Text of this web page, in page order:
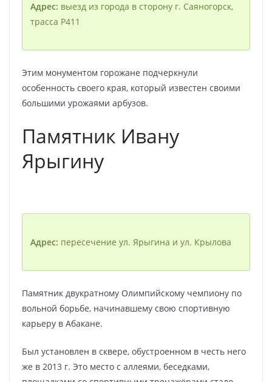
Адрес: выезд из города в сторону г. Саяногорск,
трасса Р411
Этим монументом горожане подчеркнули
особенность своего края, который известен своими
большими урожаями арбузов.
Памятник Ивану
Ярыгину
Адрес: пересечение ул. Ярыгина и ул. Крылова
Памятник двукратному Олимпийскому чемпиону по
вольной борьбе, начинавшему свою спортивную
карьеру в Абакане.
Был установлен в сквере, обустроенном в честь него
же в 2013 г. Это место с аллеями, беседками,